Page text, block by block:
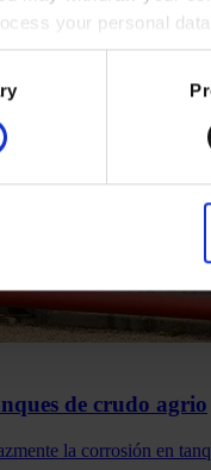
your personal
de crudo agrio
la corrosión en